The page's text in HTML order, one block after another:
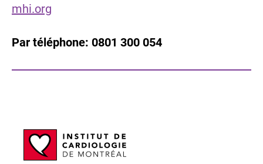
mhi.org
Par téléphone: 0801 300 054